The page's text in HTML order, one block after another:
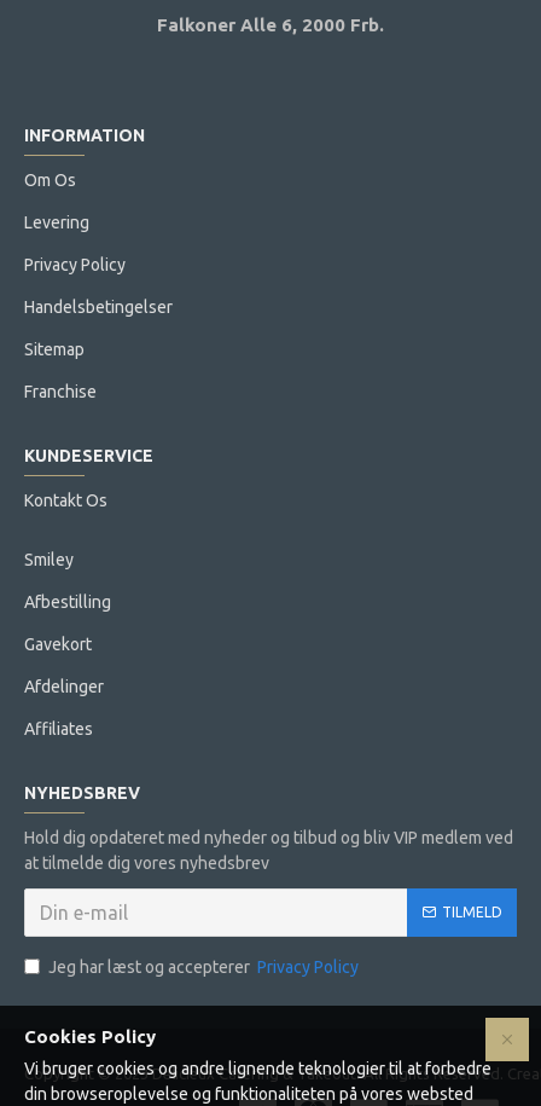
Falkoner Alle 6, 2000 Frb.
INFORMATION
Om Os
Levering
Privacy Policy
Handelsbetingelser
Sitemap
Franchise
KUNDESERVICE
Kontakt Os
Smiley
Afbestilling
Gavekort
Afdelinger
Affiliates
NYHEDSBREV
Hold dig opdateret med nyheder og tilbud og bliv VIP medlem ved
at tilmelde dig vores nyhedsbrev
TILMELD
Jeg har læst og accepterer Privacy Policy
Copyright © 2023 Delicieux Catering & Takeout. All Rights Reserved.
Cookies Policy
Vi bruger cookies og andre lignende teknologier til at forbedre
din browseroplevelse og funktionaliteten på vores websted